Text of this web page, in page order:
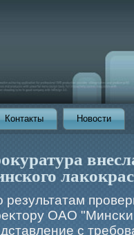
Контакты Новости
результатам
ОАО
с